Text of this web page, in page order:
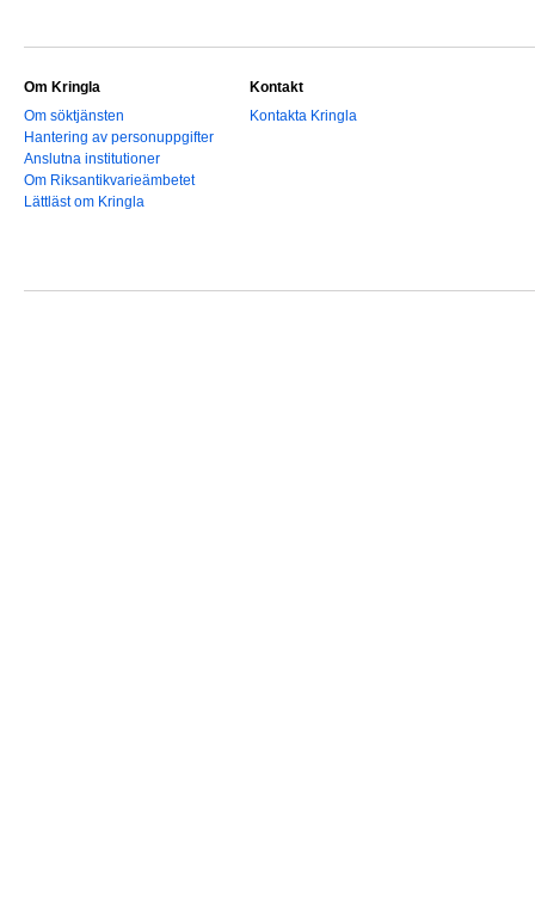
Om Kringla
Om söktjänsten
Hantering av personuppgifter
Anslutna institutioner
Om Riksantikvarieämbetet
Lättläst om Kringla
Kontakt
Kontakta Kringla